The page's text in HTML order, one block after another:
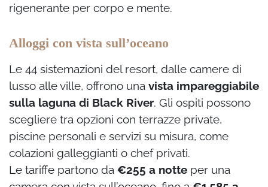
rigenerante per corpo e mente.
Alloggi con vista sull’oceano
Le 44 sistemazioni del resort, dalle camere di
lusso alle ville, offrono una vista impareggiabile
sulla laguna di Black River. Gli ospiti possono
scegliere tra opzioni con terrazze private,
piscine personali e servizi su misura, come
colazioni galleggianti o chef privati.
Le tariffe partono da €255 a notte per una